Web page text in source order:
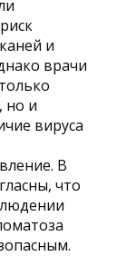
и
врачи
но и
вируса
В
что